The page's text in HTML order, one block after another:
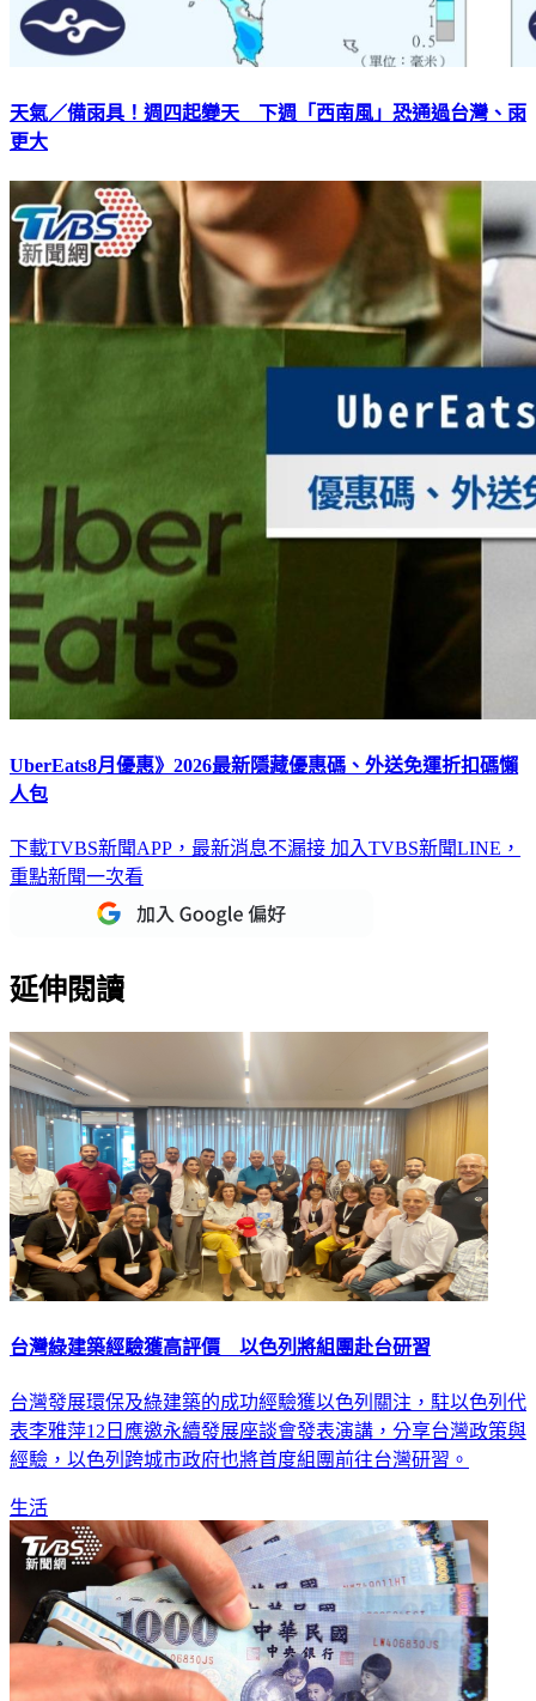
天氣／備雨具！週四起變天 下週「西南風」恐通過台灣、雨
更大
UberEats8月優惠》2026最新隱藏優惠碼、外送免運折扣碼懶
人包
下載TVBS新聞APP，最新消息不漏接 加入TVBS新聞LINE，
重點新聞一次看
延伸閱讀
台灣綠建築經驗獲高評價 以色列將組團赴台研習
台灣發展環保及綠建築的成功經驗獲以色列關注，駐以色列代
表李雅萍12日應邀永續發展座談會發表演講，分享台灣政策與
經驗，以色列跨城市政府也將首度組團前往台灣研習。
生活